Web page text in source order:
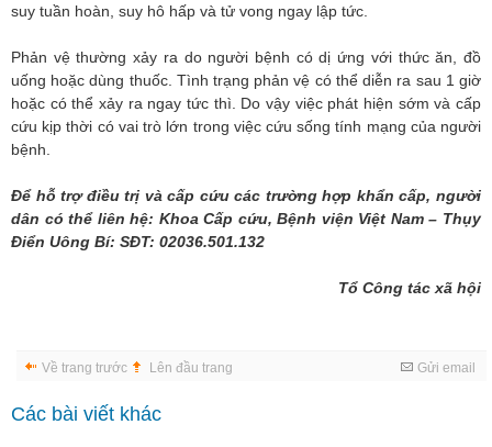
suy tuần hoàn, suy hô hấp và tử vong ngay lập tức.
Phản vệ thường xảy ra do người bệnh có dị ứng với thức ăn, đồ
uống hoặc dùng thuốc. Tình trạng phản vệ có thể diễn ra sau 1 giờ
hoặc có thể xảy ra ngay tức thì. Do vậy việc phát hiện sớm và cấp
cứu kịp thời có vai trò lớn trong việc cứu sống tính mạng của người
bệnh.
Để hỗ trợ điều trị và cấp cứu các trường hợp khẩn cấp, người
dân có thể liên hệ: Khoa Cấp cứu, Bệnh viện Việt Nam – Thụy
Điển Uông Bí: SĐT: 02036.501.132
Tổ Công tác xã hội
Về trang trước Lên đầu trang Gửi email
Các bài viết khác